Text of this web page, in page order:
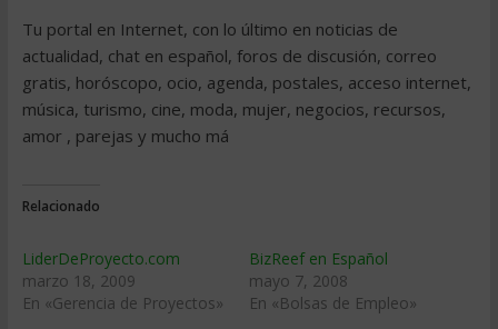
Tu portal en Internet, con lo último en noticias de
actualidad, chat en español, foros de discusión, correo
gratis, horóscopo, ocio, agenda, postales, acceso internet,
música, turismo, cine, moda, mujer, negocios, recursos,
amor , parejas y mucho má
Relacionado
LiderDeProyecto.com
marzo 18, 2009
En «Gerencia de Proyectos»
BizReef en Español
mayo 7, 2008
En «Bolsas de Empleo»